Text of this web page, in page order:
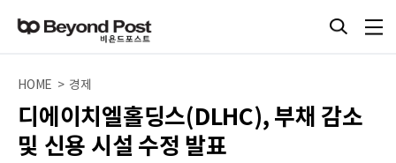
HOME > 경제
디에이치엘홀딩스(DLHC), 부채 감소
및 신용 시설 수정 발표